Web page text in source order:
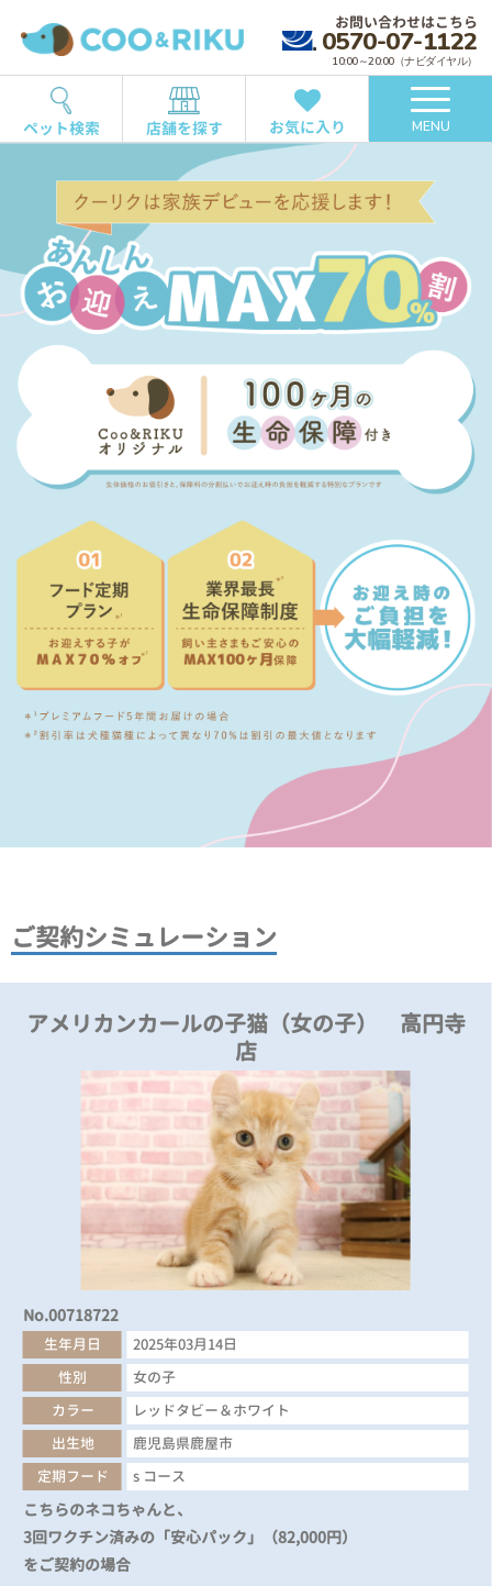
お問い合わせはこちら
0570-07-1122
10:00～20:00（ナビダイヤル）
ペット検索 店舗を探す お気に入り MENU
ご契約シミュレーション
アメリカンカールの子猫（女の子） 高円寺
店
No.00718722
生年月日
2025年03月14日
性別
女の子
カラー
レッドタビー＆ホワイト
出生地
鹿児島県鹿屋市
定期フード
s コース
こちらのネコちゃんと、
3回ワクチン済みの「安心パック」（82,000円）
をご契約の場合